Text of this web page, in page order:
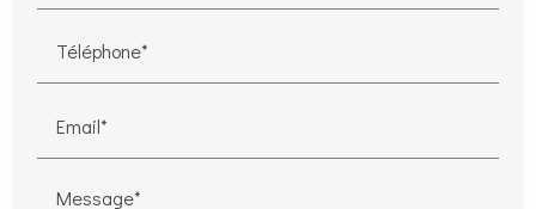
Téléphone*
Email*
Message*